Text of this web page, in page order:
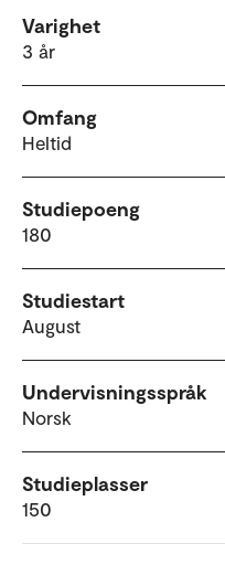
Varighet
3 år
Omfang
Heltid
Studiepoeng
180
Studiestart
August
Undervisningsspråk
Norsk
Studieplasser
150